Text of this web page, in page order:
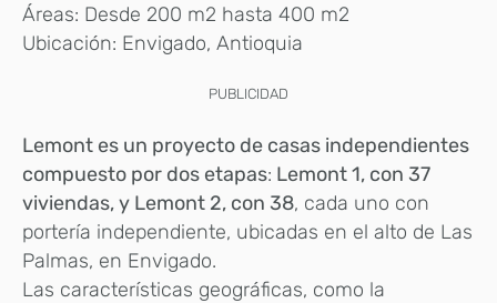
Áreas: Desde 200 m2 hasta 400 m2
Ubicación: Envigado, Antioquia
PUBLICIDAD
Lemont es un proyecto de casas independientes
compuesto por dos etapas: Lemont 1, con 37
viviendas, y Lemont 2, con 38, cada uno con
portería independiente, ubicadas en el alto de Las
Palmas, en Envigado.
Las características geográficas, como la